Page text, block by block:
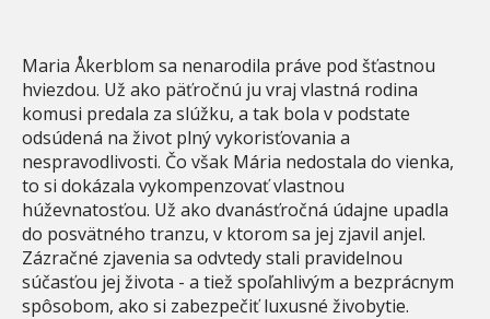
Maria Åkerblom sa nenarodila práve pod šťastnou
hviezdou. Už ako päťročnú ju vraj vlastná rodina
komusi predala za slúžku, a tak bola v podstate
odsúdená na život plný vykorisťovania a
nespravodlivosti. Čo však Mária nedostala do vienka,
to si dokázala vykompenzovať vlastnou
húževnatosťou. Už ako dvanásťročná údajne upadla
do posvätného tranzu, v ktorom sa jej zjavil anjel.
Zázračné zjavenia sa odvtedy stali pravidelnou
súčasťou jej života - a tiež spoľahlivým a bezprácnym
spôsobom, ako si zabezpečiť luxusné živobytie.